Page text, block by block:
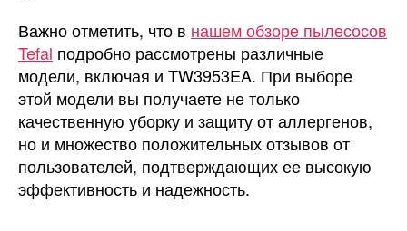
Важно отметить, что в нашем обзоре пылесосов
Tefal подробно рассмотрены различные
модели, включая и TW3953EA. При выборе
этой модели вы получаете не только
качественную уборку и защиту от аллергенов,
но и множество положительных отзывов от
пользователей, подтверждающих ее высокую
эффективность и надежность.